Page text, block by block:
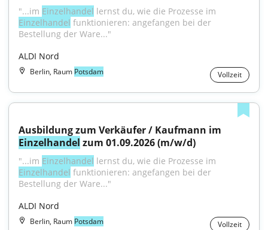
"...im Einzelhandel
Einzelhandel funktionieren: angefangen bei der
Bestellung der Ware..."
ALDI Nord
Berlin, Raum Potsdam Vollzeit
Einzelhandel zum 01.09.2026 (m/w/d)
"...im Einzelhandel
Einzelhandel funktionieren: angefangen bei der
Bestellung der Ware..."
ALDI Nord
Berlin, Raum Potsdam Vollzeit